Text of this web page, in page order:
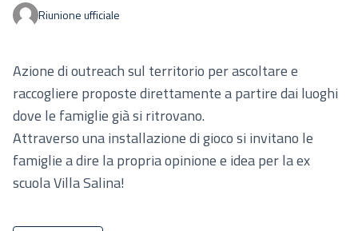
Riunione ufficiale
Azione di outreach sul territorio per ascoltare e
raccogliere proposte direttamente a partire dai luoghi
dove le famiglie già si ritrovano.
Attraverso una installazione di gioco si invitano le
famiglie a dire la propria opinione e idea per la ex
scuola Villa Salina!